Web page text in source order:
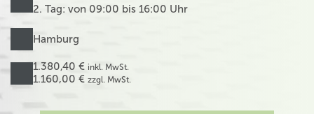
2. Tag: von 09:00 bis 16:00 Uhr
Hamburg
1.380,40 € inkl. MwSt.
1.160,00 € zzgl. MwSt.